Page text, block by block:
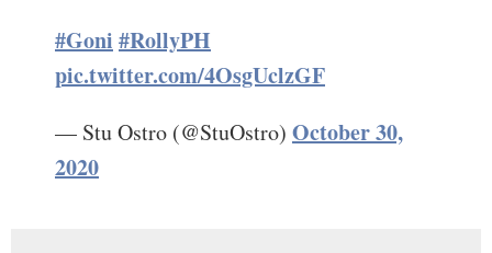
#Goni #RollyPH
pic.twitter.com/4OsgUclzGF
— Stu Ostro (@StuOstro) October 30,
2020